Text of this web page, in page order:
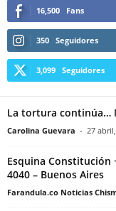
16,500 Fans
350 Seguidores
3,099 Seguidores
La tortura continúa…
Carolina Guevara - 27
Esquina Constitución
4040 – Buenos Aires
Farandula.co Noticias